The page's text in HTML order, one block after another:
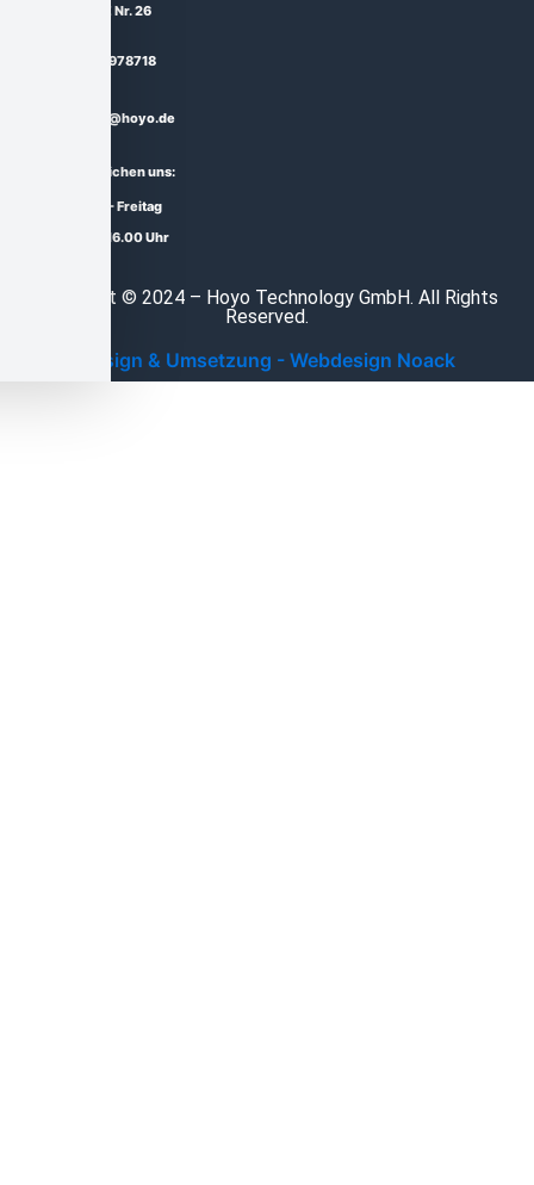
Straße E Nr. 26
03571 - 978718
service@hoyo.de
Sie erreichen uns:
Montag - Freitag
10.00 - 16.00 Uhr
Copyright © 2024 – Hoyo Technology GmbH. All Rights
Reserved.
Design & Umsetzung - Webdesign Noack